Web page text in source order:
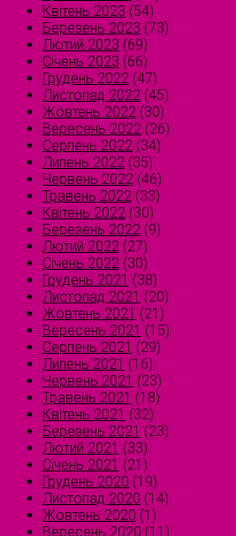
Квітень 2023 (54)
Березень 2023 (73)
Лютий 2023 (69)
Січень 2023 (66)
Грудень 2022 (47)
Листопад 2022 (45)
Жовтень 2022 (30)
Вересень 2022 (26)
Серпень 2022 (34)
Липень 2022 (35)
Червень 2022 (46)
Травень 2022 (33)
Квітень 2022 (30)
Березень 2022 (9)
Лютий 2022 (27)
Січень 2022 (30)
Грудень 2021 (38)
Листопад 2021 (20)
Жовтень 2021 (21)
Вересень 2021 (15)
Серпень 2021 (29)
Липень 2021 (16)
Червень 2021 (23)
Травень 2021 (18)
Квітень 2021 (32)
Березень 2021 (23)
Лютий 2021 (33)
Січень 2021 (21)
Грудень 2020 (19)
Листопад 2020 (14)
Жовтень 2020 (1)
Вересень 2020 (11)